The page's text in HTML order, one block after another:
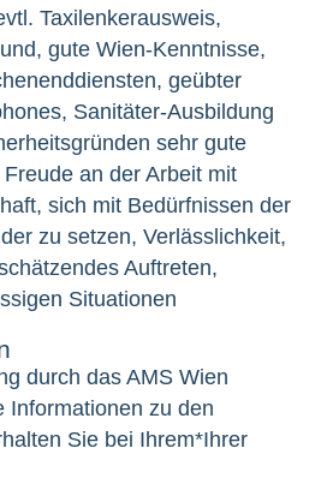
Taxilenkerausweis,
gute Wien-Kenntnisse,
geübter
Sanitäter-Ausbildung
sehr gute
an der Arbeit mit
sich mit Bedürfnissen der
zu setzen, Verlässlichkeit,
Auftreten,
Situationen
durch das AMS Wien
Informationen zu den
Sie bei Ihrem*Ihrer